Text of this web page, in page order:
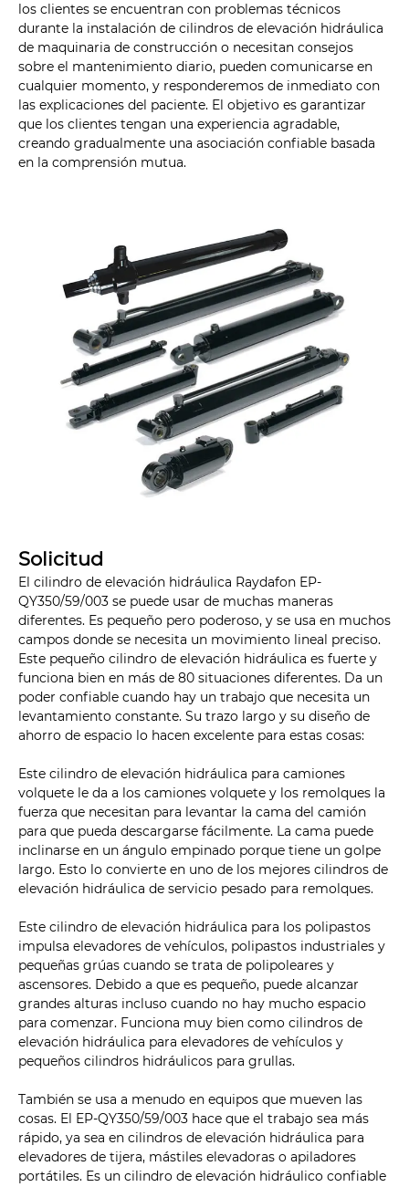
los clientes se encuentran con problemas técnicos
durante la instalación de cilindros de elevación hidráulica
de maquinaria de construcción o necesitan consejos
sobre el mantenimiento diario, pueden comunicarse en
cualquier momento, y responderemos de inmediato con
las explicaciones del paciente. El objetivo es garantizar
que los clientes tengan una experiencia agradable,
creando gradualmente una asociación confiable basada
en la comprensión mutua.
Solicitud
El cilindro de elevación hidráulica Raydafon EP-
QY350/59/003 se puede usar de muchas maneras
diferentes. Es pequeño pero poderoso, y se usa en muchos
campos donde se necesita un movimiento lineal preciso.
Este pequeño cilindro de elevación hidráulica es fuerte y
funciona bien en más de 80 situaciones diferentes. Da un
poder confiable cuando hay un trabajo que necesita un
levantamiento constante. Su trazo largo y su diseño de
ahorro de espacio lo hacen excelente para estas cosas:
Este cilindro de elevación hidráulica para camiones
volquete le da a los camiones volquete y los remolques la
fuerza que necesitan para levantar la cama del camión
para que pueda descargarse fácilmente. La cama puede
inclinarse en un ángulo empinado porque tiene un golpe
largo. Esto lo convierte en uno de los mejores cilindros de
elevación hidráulica de servicio pesado para remolques.
Este cilindro de elevación hidráulica para los polipastos
impulsa elevadores de vehículos, polipastos industriales y
pequeñas grúas cuando se trata de polipoleares y
ascensores. Debido a que es pequeño, puede alcanzar
grandes alturas incluso cuando no hay mucho espacio
para comenzar. Funciona muy bien como cilindros de
elevación hidráulica para elevadores de vehículos y
pequeños cilindros hidráulicos para grullas.
También se usa a menudo en equipos que mueven las
cosas. El EP-QY350/59/003 hace que el trabajo sea más
rápido, ya sea en cilindros de elevación hidráulica para
elevadores de tijera, mástiles elevadoras o apiladores
portátiles. Es un cilindro de elevación hidráulico confiable